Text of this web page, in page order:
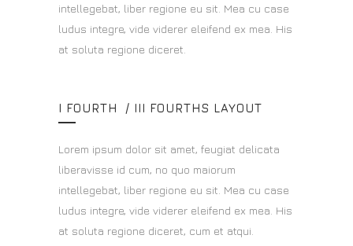
intellegebat, liber regione eu sit. Mea cu case
ludus integre, vide viderer eleifend ex mea. His
at soluta regione diceret.
I FOURTH / III FOURTHS LAYOUT
Lorem ipsum dolor sit amet, feugiat delicata
liberavisse id cum, no quo maiorum
intellegebat, liber regione eu sit. Mea cu case
ludus integre, vide viderer eleifend ex mea. His
at soluta regione diceret, cum et atqui.